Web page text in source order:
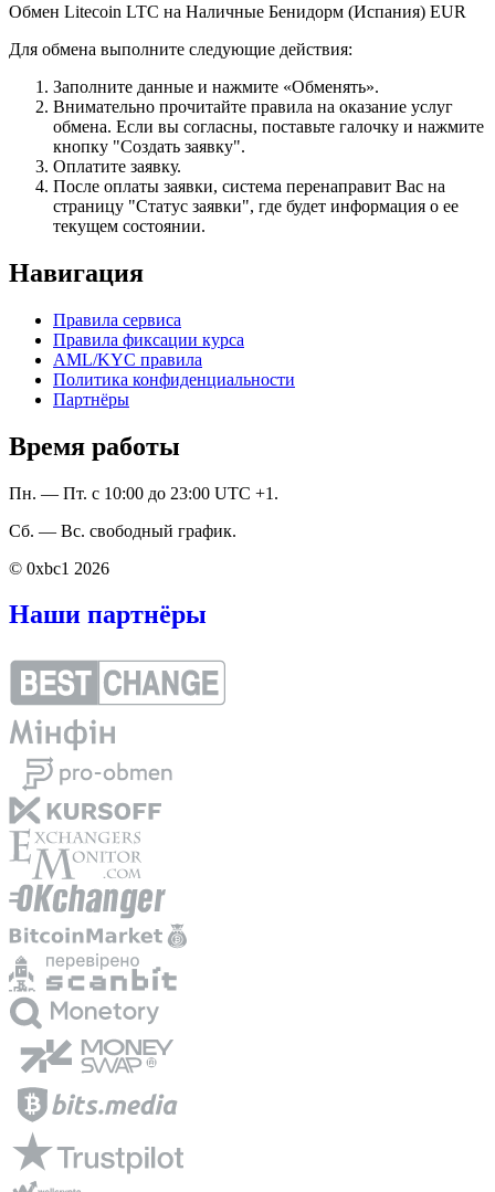
Обмен Litecoin LTC на Наличные Бенидорм (Испания) EUR
Для обмена выполните следующие действия:
Заполните данные и нажмите «Обменять».
Внимательно прочитайте правила на оказание услуг
обмена. Если вы согласны, поставьте галочку и нажмите
кнопку "Создать заявку".
Оплатите заявку.
После оплаты заявки, система перенаправит Вас на
страницу "Статус заявки", где будет информация о ее
текущем состоянии.
Навигация
Правила сервиса
Правила фиксации курса
AML/KYC правила
Политика конфиденциальности
Партнёры
Время работы
Пн. — Пт. с 10:00 до 23:00 UTC +1.
Сб. — Вс. свободный график.
© 0xbc1 2026
Наши партнёры